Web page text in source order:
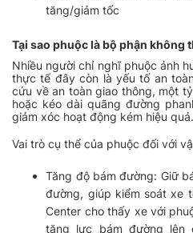
tăng/giảm tốc
Tại sao phuộc là bộ phận không
Nhiều người chỉ nghĩ phuộc ảnh
thực tế đây còn là yếu tố an
cứu về an toàn giao thông, một
hoặc kéo dài quãng đường
giảm xóc hoạt động kém hiệu quả.
Vai trò cụ thể của phuộc đối với
Tăng độ bám đường: Giữ
đường, giúp kiểm soát xe
Center cho thấy xe với
tăng lực bám đường lên